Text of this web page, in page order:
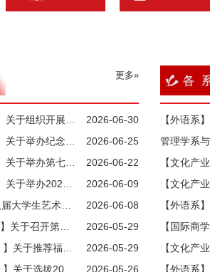
更多»
2026-06-30
2026-06-25
2026-06-22
2026-06-09
2026-06-08
2026-05-29
2026-05-29
2026-05-26